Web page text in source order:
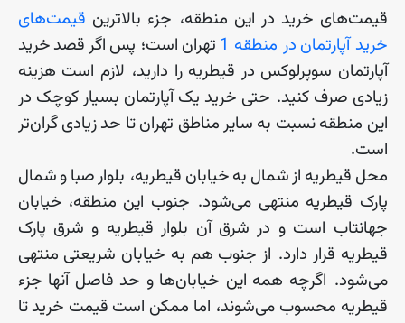
قیمتهای خرید در این منطقه، جزء بالاترین قیمتهای
خرید آپارتمان در منطقه 1 تهران است؛ پس اگرقصدخرید
آپارتمان سوپرلوکس در قیطریه را دارید، لازم است هزینه
زیادی صرف کنید. حتی خرید یک آپارتمان بسیارکوچک در
این منطقهنسبت به سایرمناطق تهرانتا حدزیادیگرانتر
است.
محل قیطریه ازشمال بهخیابان قیطریه، بلوارصباوشمال
پارک قیطریه منتهی میشود. جنوب این منطقه، خیابان
جهانتاب است و در شرق آن بلوار قیطریه و شرق پارک
قیطریه قرار دارد. از جنوب هم به خیابان شریعتی منتهی
میشود. اگرچه همه این خیابانها و حد فاصل آنها جزء
قیطریه محسوب میشوند، اما ممکن است قیمت خریدتا